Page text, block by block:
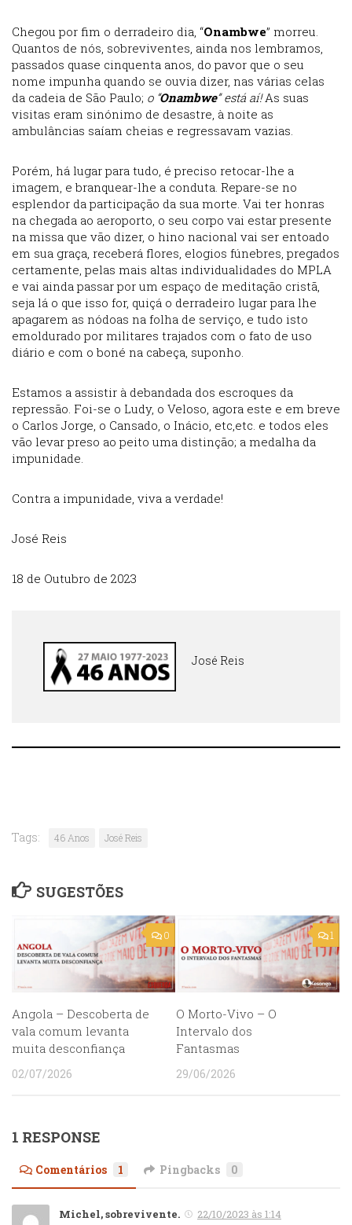
Chegou por fim o derradeiro dia, “Onambwe” morreu.
Quantos de nós, sobreviventes, ainda nos lembramos,
passados quase cinquenta anos, do pavor que o seu
nome impunha quando se ouvia dizer, nas várias celas
da cadeia de São Paulo; o “Onambwe” está aí!As suas
visitas eram sinónimo de desastre, à noite as
ambulâncias saíam cheias e regressavam vazias.
Porém, há lugar para tudo, é preciso retocar-lhe a
imagem, e branquear-lhe a conduta. Repare-se no
esplendor da participação da sua morte. Vai ter honras
na chegada ao aeroporto, o seu corpo vai estar presente
na missa que vão dizer, o hino nacional vai ser entoado
em sua graça, receberá flores, elogios fúnebres, pregados
certamente, pelas mais altas individualidades do MPLA
e vai ainda passar por um espaço de meditação cristã,
seja lá o que isso for, quiçá o derradeiro lugar para lhe
apagarem as nódoas na folha de serviço, e tudo isto
emoldurado por militares trajados com o fato de uso
diário e com o boné na cabeça, suponho.
Estamos a assistir à debandada dos escroques da
repressão. Foi-se o Ludy, o Veloso, agora este e em breve
o Carlos Jorge, o Cansado, o Inácio, etc,etc. e todos eles
vão levar preso ao peito uma distinção; a medalha da
impunidade.
Contra a impunidade, viva a verdade!
José Reis
18 de Outubro de 2023
José Reis
Tags: 46 Anos José Reis
SUGESTÕES
0
Angola – Descoberta de
vala comum levanta
muita desconfiança
02/07/2026
1
O Morto-Vivo – O
Intervalo dos
Fantasmas
29/06/2026
1 RESPONSE
Comentários 1 Pingbacks 0
Michel, sobrevivente.
22/10/2023 às 1:14